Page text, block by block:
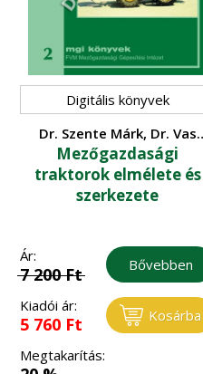
Digitális könyvek
Dr. Szente Márk, Dr. Vas
Attila
Mezőgazdasági
traktorok elmélete és
szerkezete
Ár:
7 200Ft
Kiadói ár:
5 760 Ft
Megtakarítás:
Bővebben
Kosárba